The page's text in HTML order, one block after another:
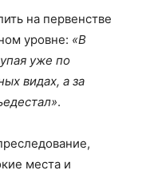
на первенстве
уровне: «В
уже по
видах, а за
.
места и